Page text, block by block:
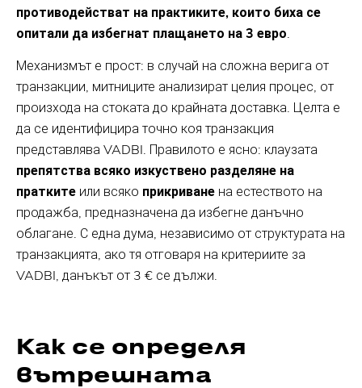
противодействат на практиките, които биха се
опитали да избегнат плащането на 3 евро
Механизмът е прост: в случай на сложна верига от
транзакции, митниците анализират целия процес, от
произхода на стоката до крайната доставка. Целта е
да се идентифицира точно коя транзакция
представлява VADBI. Правилото е ясно: клаузата
препятства всяко изкуствено разделяне на
пратките или всяко прикриване на естеството на
продажба, предназначена да избегне данъчно
облагане. С една дума, независимо от структурата на
транзакцията, ако тя отговаря на критериите за
VADBI, данъкът от 3 € се дължи.
Как се определя
вътрешната